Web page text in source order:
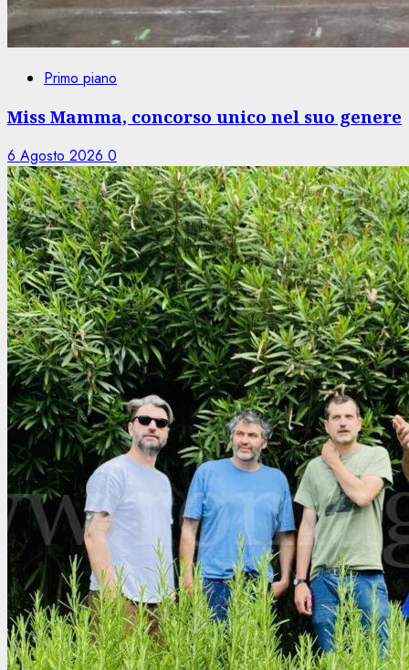
Primo piano
Miss Mamma, concorso unico nel suo genere
6 Agosto 2026 0